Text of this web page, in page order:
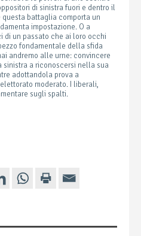
di sinistra fuori e dentro il
questa battaglia comporta un
impostazione. O a
di un passato che ai loro occhi
fondamentale della sfida
andremo alle urne: convincere
a riconoscersi nella sua
adottandola prova a
moderato. I liberali,
sugli spalti.